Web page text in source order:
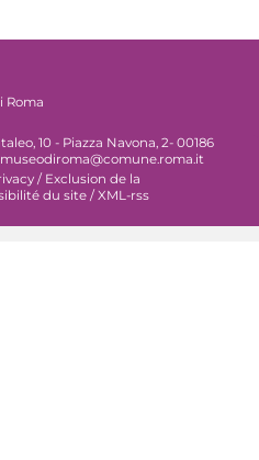
Roma
10 - Piazza Navona, 2- 00186
museodiroma@comune.roma.it
/ Exclusion de la
du site / XML-rss